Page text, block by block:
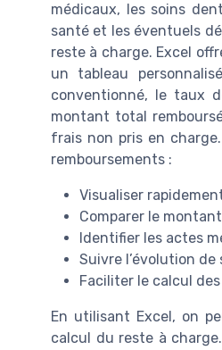
médicaux, les soins
santé et les éventuels
reste à charge. Excel
un tableau
conventionné, le taux
montant total
frais non pris en
remboursements :
Visualiser
Comparer le
Identifier les actes
Suivre l’évolution
Faciliter le calcul
En utilisant Excel, on
calcul du reste à